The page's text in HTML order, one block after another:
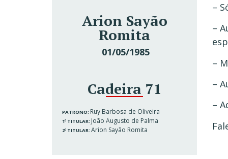
Arion Sayão
Romita
01/05/1985
Cadeira 71
PATRONO: Ruy Barbosa de Oliveira
1º TITULAR: João Augusto de Palma
2º TITULAR: Arion Sayão Romita
–
–
–
–
–